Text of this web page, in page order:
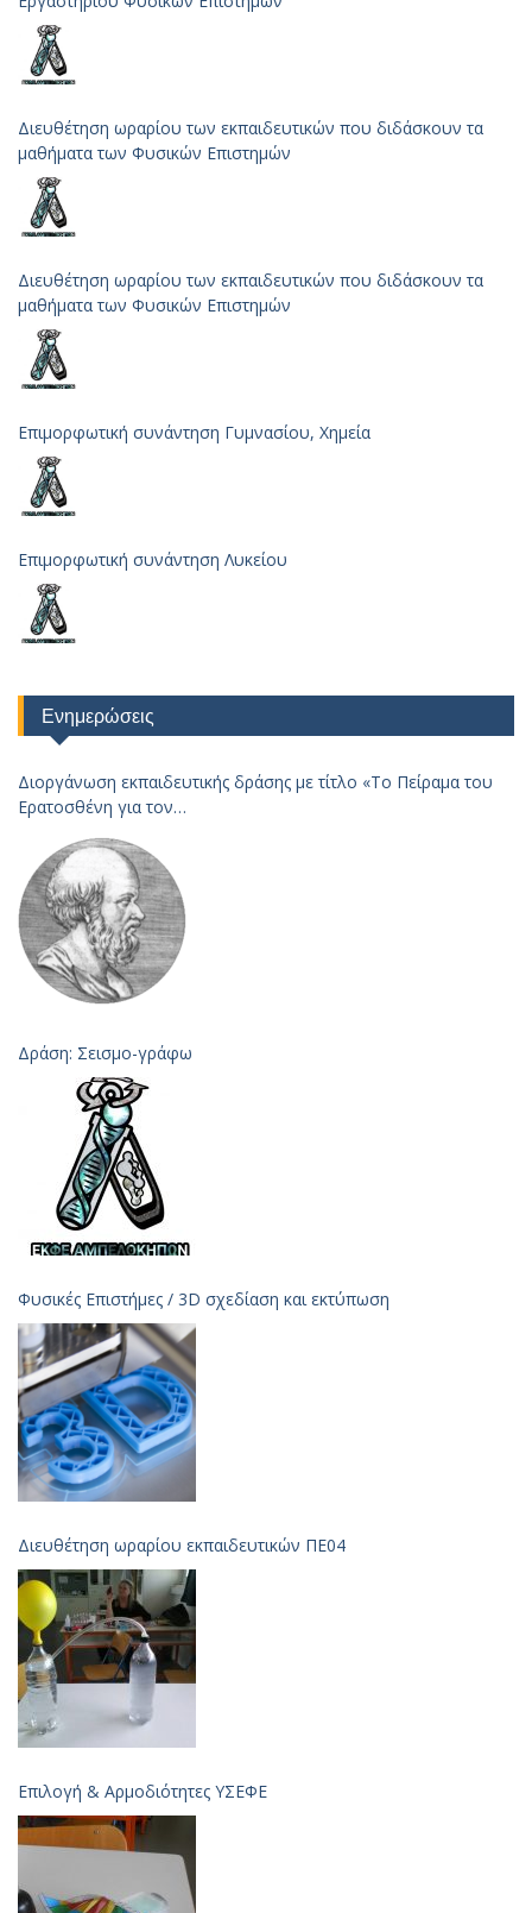
Διευθέτηση ωραρίου των εκπαιδευτικών που διδάσκουν τα
μαθήματα των Φυσικών Επιστημών
Διευθέτηση ωραρίου των εκπαιδευτικών που διδάσκουν τα
μαθήματα των Φυσικών Επιστημών
Επιμορφωτική συνάντηση Γυμνασίου, Χημεία
Επιμορφωτική συνάντηση Λυκείου
Ενημερώσεις
Διοργάνωση εκπαιδευτικής δράσης με τίτλο «Το Πείραμα του
Ερατοσθένη για τον
Δράση: Σεισμο-γράφω
Φυσικές Επιστήμες / 3D σχεδίαση και εκτύπωση
Διευθέτηση ωραρίου εκπαιδευτικών ΠΕ04
Επιλογή & Aρμοδιότητες ΥΣΕΦΕ